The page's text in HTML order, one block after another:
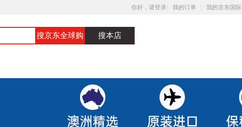
你好，请登录 我的订单 我的京东国际
搜京东全球购 搜本店